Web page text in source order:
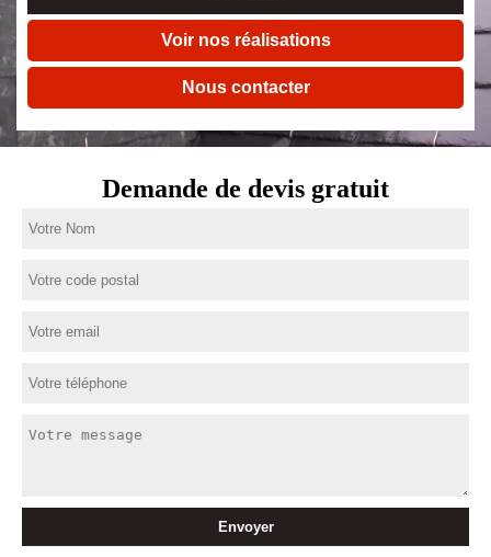
Voir nos réalisations
Nous contacter
Demande de devis gratuit